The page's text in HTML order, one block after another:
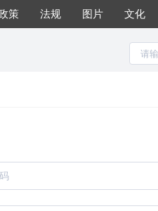
策 法规 图片 文化